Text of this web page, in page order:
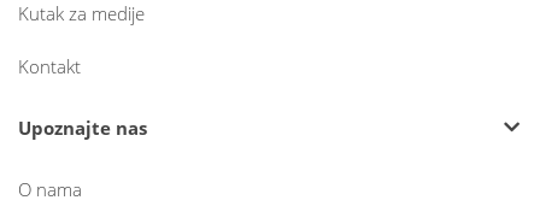
Kutak za medije
Kontakt
Upoznajte nas
O nama